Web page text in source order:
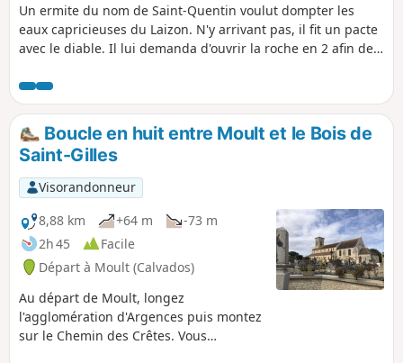
Un ermite du nom de Saint-Quentin voulut dompter les
eaux capricieuses du Laizon. N'y arrivant pas, il fit un pacte
avec le diable. Il lui demanda d'ouvrir la roche en 2 afin de
une toison pour lui redonner sa blancheur immaculée,
après quoi il serait maître de son âme. Le diable ouvrit la
roche en 2 mais ne put redonner la blancheur immaculée à
la toison car l'ermite, pour sauver son âme, avait donné, au
diable, une peau de bouc.
Boucle en huit entre Moult et le Bois de
Saint-Gilles
Visorandonneur
8,88 km
+64 m
-73 m
2h 45
Facile
Départ à Moult (Calvados)
Au départ de Moult, longez
l'agglomération d'Argences puis montez
sur le Chemin des Crêtes. Vous